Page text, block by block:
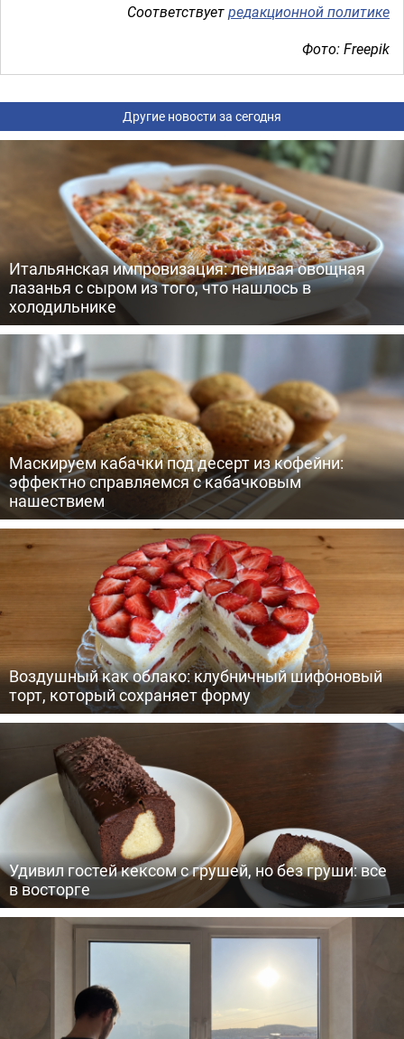
Соответствуетредакционной политике
Фото: Freepik
Другие новости за сегодня
Итальянская импровизация: ленивая овощная
лазанья с сыром из того, что нашлось в
холодильнике
Маскируем кабачки под десерт из кофейни:
эффектно справляемся с кабачковым
нашествием
Воздушный как облако: клубничный шифоновый
торт, который сохраняет форму
Удивил гостей кексом с грушей, но без груши: все
в восторге